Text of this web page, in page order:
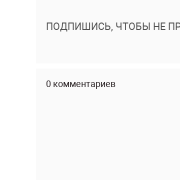
ПОДПИШИСЬ, ЧТОБЫ НЕ
0 комментариев